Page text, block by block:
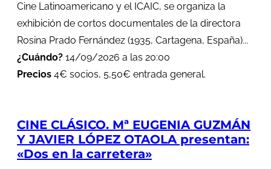
Cine Latinoamericano y el ICAIC, se organiza la
exhibición de cortos documentales de la directora
Rosina Prado Fernández (1935, Cartagena, España)...
¿Cuándo? 14/09/2026 a las 20:00
Precios 4€ socios, 5,50€ entrada general.
CINE CLÁSICO. Mª EUGENIA GUZMÁN
Y JAVIER LÓPEZ OTAOLA presentan:
«Dos en la carretera»